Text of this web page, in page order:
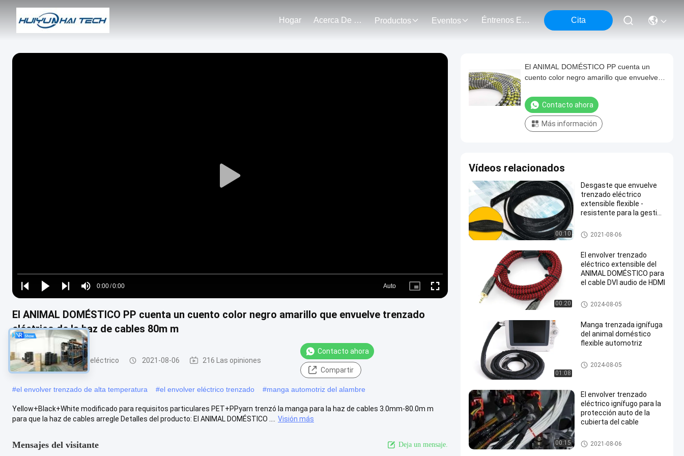
Hogar Acerca De Nosotros Productos Eventos Éntrenos En Contacto Con Cita
Play
Play
Play
Play
Mute
Time
0:00/0:00
Loaded:
0%
Auto
Picture- Fullscreen
El ANIMAL DOMÉSTICO PP cuenta un cuento color negro amarillo que envuelve trenzado
eléctrico de la haz de cables 80m m
El envolver trenzado eléctrico 2021-08-06 216 Las opiniones
Contacto ahora
Compartir
#el envolver trenzado de alta temperatura #el envolver eléctrico trenzado #manga automotriz del alambre
Yellow+Black+White modificado para requisitos particulares PET+PPyarn trenzó la manga para la haz de cables 3.0mm-80.0m m
para que la haz de cables arregle Detalles del producto: El ANIMAL DOMÉSTICO ....
Visión más
Mensajes del visitante Deja un mensaje.
El ANIMAL DOMÉSTICO PP cuenta un
cuento color negro amarillo que envuelve
m
Contacto ahora
Más información
Vídeos relacionados
00:10
Desgaste que envuelve
trenzado eléctrico
extensible flexible -
resistente para la gestión
El envolver trenzado eléctrico
2021-08-06
00:20
El envolver trenzado
eléctrico extensible del
ANIMAL DOMÉSTICO para
el cable DVI audio de HDMI
El envolver trenzado eléctrico
2024-08-05
01:08
Manga trenzada ignífuga
del animal doméstico
flexible automotriz
El envolver trenzado eléctrico
2024-08-05
00:15
El envolver trenzado
eléctrico ignífugo para la
protección auto de la
cubierta del cable
El envolver trenzado eléctrico
2021-08-06